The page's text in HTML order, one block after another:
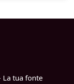
La tua fonte